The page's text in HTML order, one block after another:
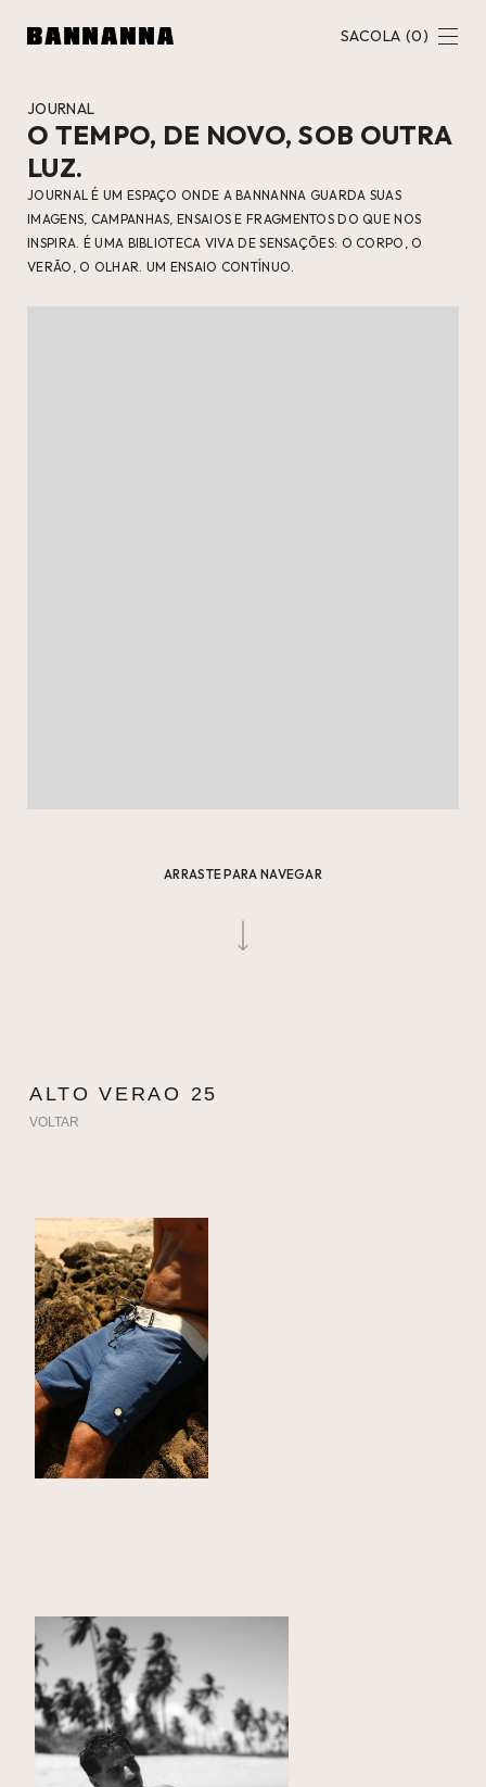
SACOLA (0)
O TEMPO, DE NOVO, SOB OUTRA
LUZ.
JOURNAL
JOURNAL É UM ESPAÇO ONDE A BANNANNA GUARDA SUAS
IMAGENS, CAMPANHAS, ENSAIOS E FRAGMENTOS DO QUE NOS
INSPIRA. É UMA BIBLIOTECA VIVA DE SENSAÇÕES: O CORPO, O
VERÃO, O OLHAR. UM ENSAIO CONTÍNUO.
ARRASTE PARA NAVEGAR